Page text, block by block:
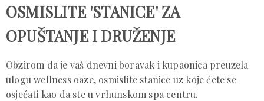
OSMISLITE 'STANICE' ZA
OPUŠTANJE I DRUŽENJE
Obzirom da je vaš dnevni boravak i kupaonica preuzela
ulogu wellness oaze, osmislite stanice uz koje ćete se
osjećati kao da ste u vrhunskom spa centru.